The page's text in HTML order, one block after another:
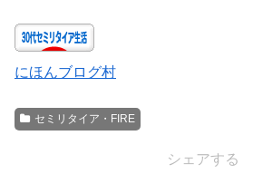
にほんブログ村
セミリタイア・FIRE
シェアする